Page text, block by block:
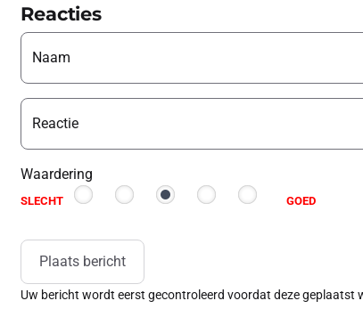
Reacties
Naam
Reactie
Waardering
SLECHT GOED
Plaats bericht
Uw bericht wordt eerst gecontroleerd voordat deze geplaatst